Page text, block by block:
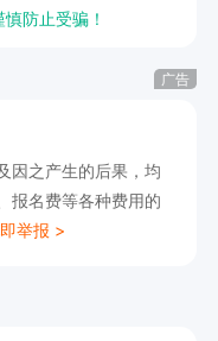
防止受骗！
广告
因之产生的后果，均
报名费等各种费用的
举报 >